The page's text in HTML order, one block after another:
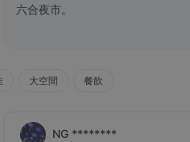
六合夜市。
大空間 餐飲
NG ********